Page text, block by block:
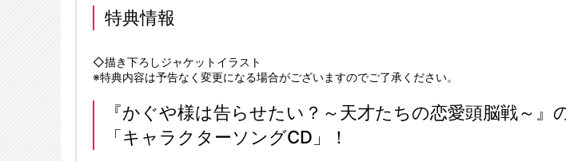
特典情報
◇描き下ろしジャケットイラスト
※特典内容は予告なく変更になる場合がございますのでご了承ください。
『かぐや様は告らせたい？～天才たちの恋愛頭脳戦～』
「キャラクターソングCD」！